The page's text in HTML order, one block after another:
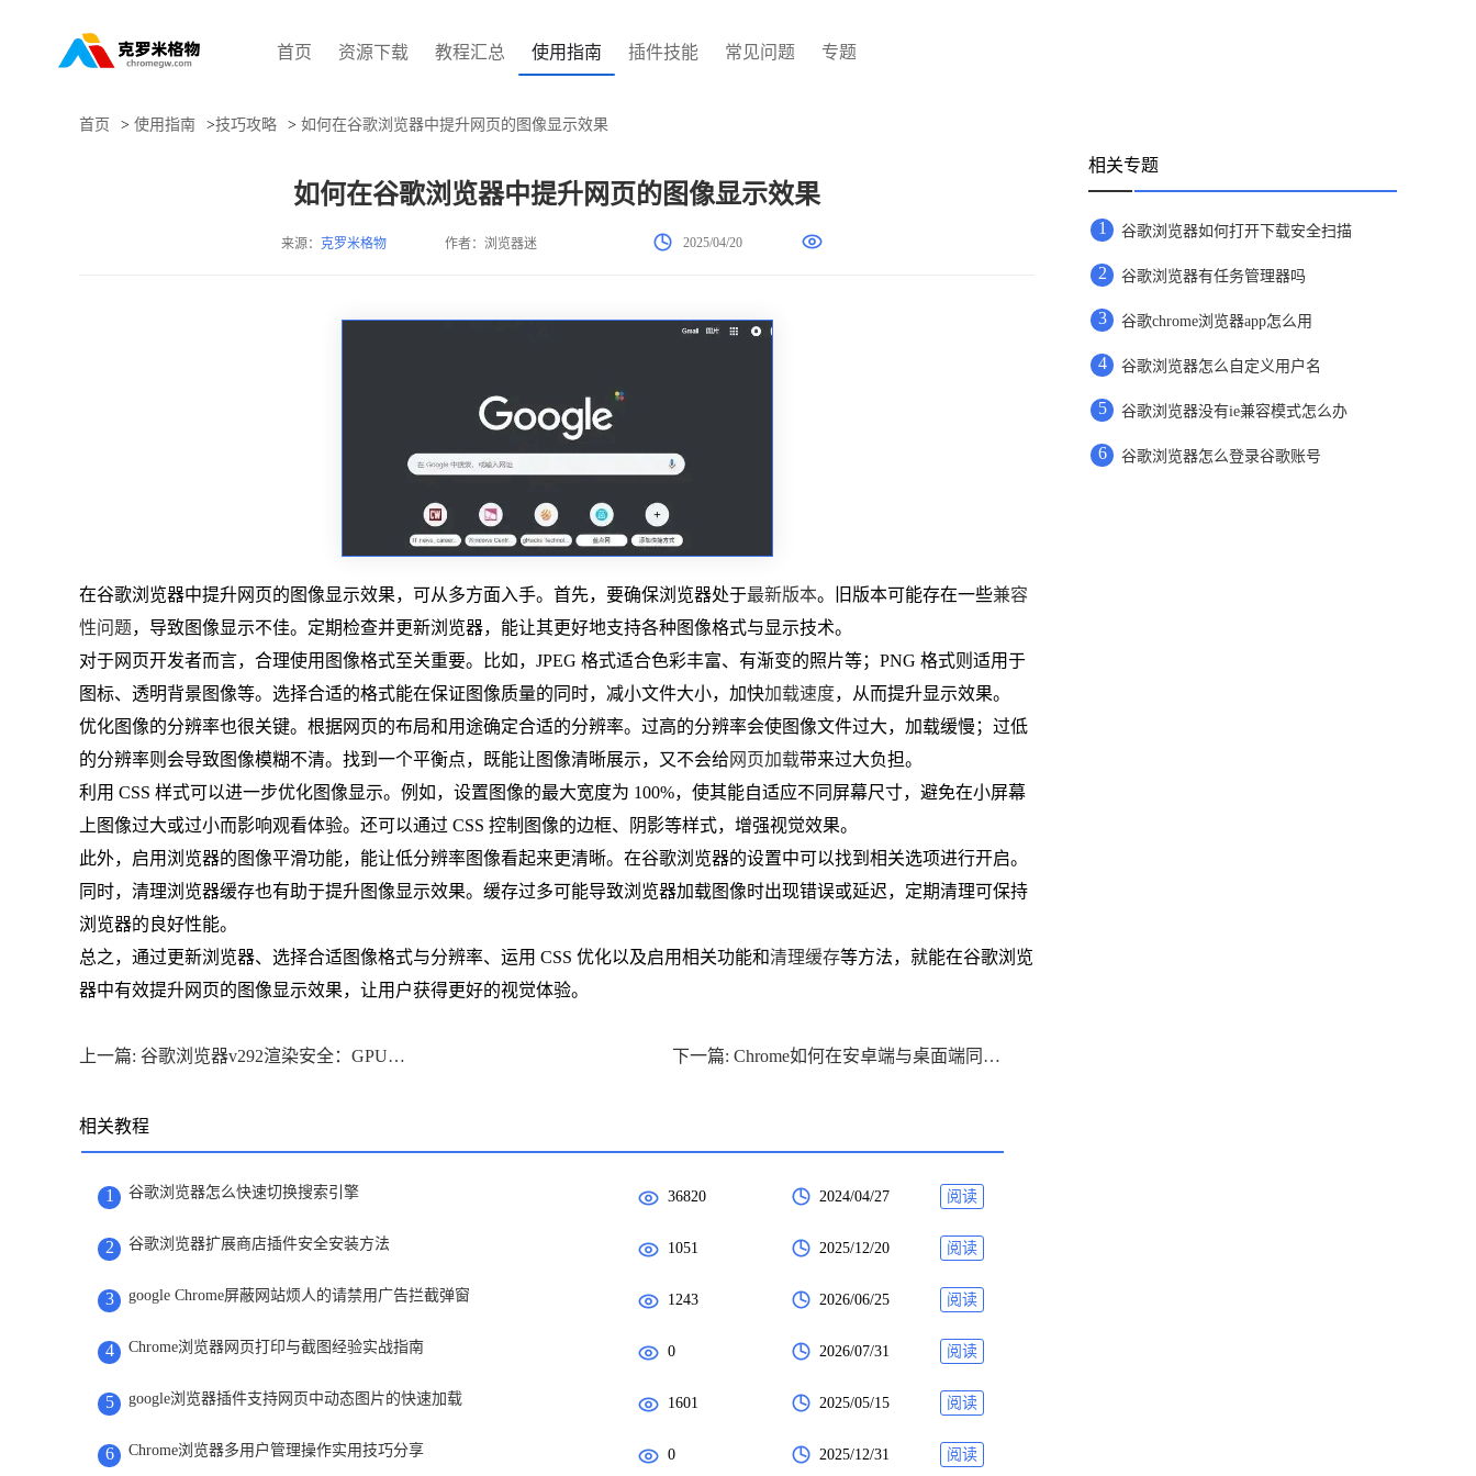
首页 资源下载 教程汇总 使用指南 插件技能 常见问题 专题
首页 > 使用指南 >技巧攻略 > 如何在谷歌浏览器中提升网页的图像显示效果
如何在谷歌浏览器中提升网页的图像显示效果
来源： 克罗米格物 作者：浏览器迷 2025/04/20
在谷歌浏览器中提升网页的图像显示效果，可从多方面入手。首先，要确保浏览器处于最新版本。旧版本可能存在一些兼容
性问题，导致图像显示不佳。定期检查并更新浏览器，能让其更好地支持各种图像格式与显示技术。
对于网页开发者而言，合理使用图像格式至关重要。比如，JPEG 格式适合色彩丰富、有渐变的照片等；PNG 格式则适用于
图标、透明背景图像等。选择合适的格式能在保证图像质量的同时，减小文件大小，加快加载速度，从而提升显示效果。
优化图像的分辨率也很关键。根据网页的布局和用途确定合适的分辨率。过高的分辨率会使图像文件过大，加载缓慢；过低
的分辨率则会导致图像模糊不清。找到一个平衡点，既能让图像清晰展示，又不会给 网页加载带来过大负担。
利用 CSS 样式可以进一步优化图像显示。例如，设置图像的最大宽度为 100%，使其能自适应不同屏幕尺寸，避免在小屏幕
上图像过大或过小而影响观看体验。还可以通过 CSS 控制图像的边框、阴影等样式，增强视觉效果。
此外，启用浏览器的图像平滑功能，能让低分辨率图像看起来更清晰。在谷歌浏览器的设置中可以找到相关选项进行开启。
同时，清理浏览器缓存也有助于提升图像显示效果。缓存过多可能导致浏览器加载图像时出现错误或延迟，定期清理可保持
浏览器的良好性能。
总之，通过更新浏览器、选择合适图像格式与分辨率、运用 CSS 优化以及启用相关功能和清理缓存等方法，就能在谷歌浏览
器中有效提升网页的图像显示效果，让用户获得更好的视觉体验。
上一篇: 谷歌浏览器v292渲染安全：GPU驱动漏洞隔离强化方案 下一篇: Chrome如何在安卓端与桌面端同步历史记录
相关教程
1 谷歌浏览器怎么快速切换搜索引擎 36820 2024/04/27 阅读
2 谷歌浏览器扩展商店插件安全安装方法 1051 2025/12/20 阅读
3 google Chrome屏蔽网站烦人的请禁用广告拦截弹窗 1243 2026/06/25 阅读
4 Chrome浏览器网页打印与截图经验实战指南 0 2026/07/31 阅读
5 google浏览器插件支持网页中动态图片的快速加载 1601 2025/05/15 阅读
6 Chrome浏览器多用户管理操作实用技巧分享 0 2025/12/31 阅读
相关专题
1 谷歌浏览器如何打开下载安全扫描
2 谷歌浏览器有任务管理器吗
3 谷歌chrome浏览器app怎么用
4 谷歌浏览器怎么自定义用户名
5 谷歌浏览器没有ie兼容模式怎么办
6 谷歌浏览器怎么登录谷歌账号